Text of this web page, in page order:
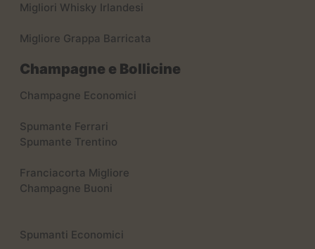
Migliori Whisky Irlandesi
Migliore Grappa Barricata
Champagne e Bollicine
Champagne Economici
Spumante Ferrari
Spumante Trentino
Franciacorta Migliore
Champagne Buoni
Spumanti Economici